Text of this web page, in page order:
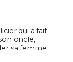
qui a fait
oncle,
sa femme